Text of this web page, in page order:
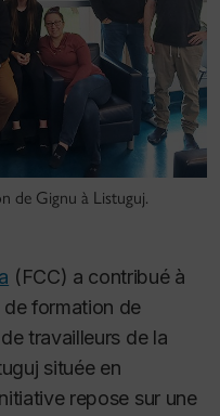
de Gignu à Listuguj.
(FCC) a contribué à
de formation de
travailleurs de la
située en
repose sur une